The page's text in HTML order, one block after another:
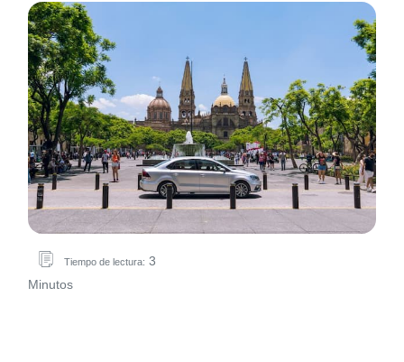
Tiempo de lectura: 3
Minutos